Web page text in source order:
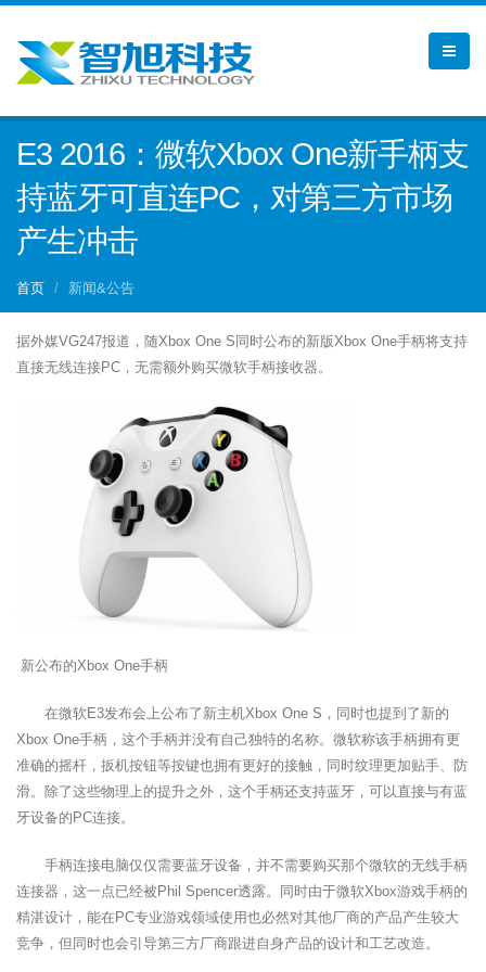
E3 2016：微软Xbox One新手柄支
持蓝牙可直连PC，对第三方市场
产生冲击
首页 新闻&公告
据外媒VG247报道，随Xbox One S同时公布的新版Xbox One手柄将支持
直接无线连接PC，无需额外购买微软手柄接收器。
新公布的Xbox One手柄
在微软E3发布会上公布了新主机Xbox One S，同时也提到了新的
Xbox One手柄，这个手柄并没有自己独特的名称。微软称该手柄拥有更
准确的摇杆，扳机按钮等按键也拥有更好的接触，同时纹理更加贴手、防
滑。除了这些物理上的提升之外，这个手柄还支持蓝牙，可以直接与有蓝
牙设备的PC连接。
手柄连接电脑仅仅需要蓝牙设备，并不需要购买那个微软的无线手柄
连接器，这一点已经被Phil Spencer透露。同时由于微软Xbox游戏手柄的
精湛设计，能在PC专业游戏领域使用也必然对其他厂商的产品产生较大
竞争，但同时也会引导第三方厂商跟进自身产品的设计和工艺改造。